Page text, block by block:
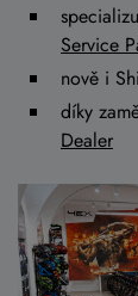
Service
nově i
díky
Dealer